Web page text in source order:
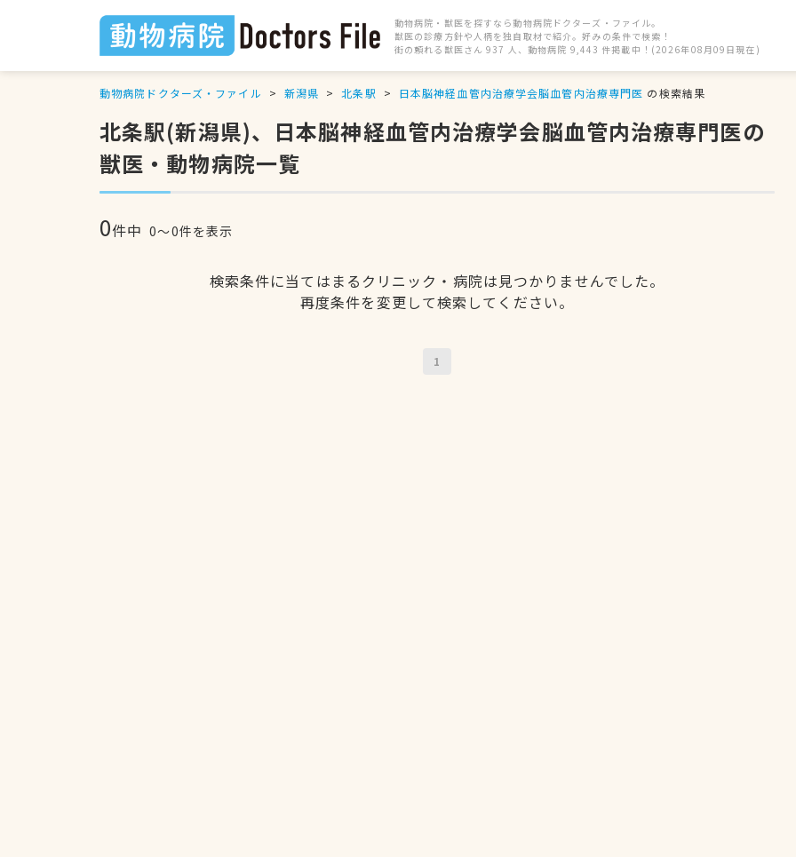
動物病院・獣医を探すなら動物病院ドクターズ・ファイル。
獣医の診療方針や人柄を独自取材で紹介。好みの条件で検索！
街の頼れる獣医さん 937 人、動物病院 9,443 件掲載中！(2026年08月09日現在)
動物病院ドクターズ・ファイル 新潟県 北条駅 日本脳神経血管内治療学会脳血管内治療専門医 の検索結果
北条駅(新潟県)、日本脳神経血管内治療学会脳血管内治療専門医の
獣医・動物病院一覧
0件中 0〜0件を表示
検索条件に当てはまるクリニック・病院は見つかりませんでした。
再度条件を変更して検索してください。
1